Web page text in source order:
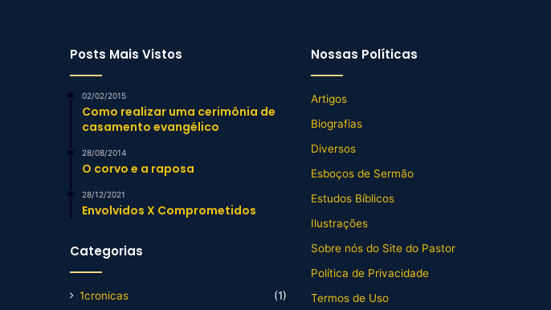
Posts Mais Vistos
02/02/2015
Como realizar uma cerimônia de
casamento evangélico
28/08/2014
O corvo e a raposa
28/12/2021
Envolvidos X Comprometidos
Categorias
1cronicas
(1)
Nossas Políticas
Artigos
Biografias
Diversos
Esboços de Sermão
Estudos Bíblicos
Ilustrações
Sobre nós do Site do Pastor
Política de Privacidade
Termos de Uso